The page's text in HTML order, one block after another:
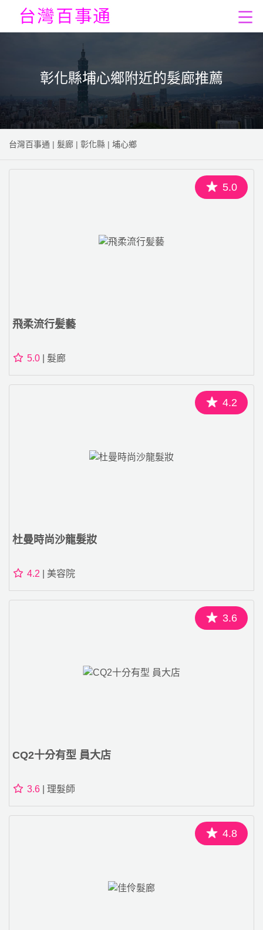
彰化縣埔心鄉附近的髮廊推薦
台灣百事通 | 髮廊 | 彰化縣 | 埔心鄉
5.0
飛柔流行髪藝
5.0 | 髮廊
4.2
杜曼時尚沙龍髮妝
4.2 | 美容院
3.6
CQ2十分有型 員大店
3.6 | 理髮師
4.8